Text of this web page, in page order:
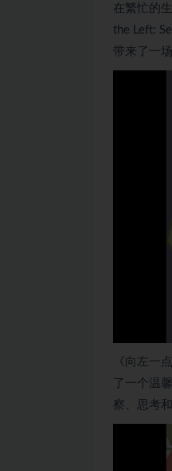
在繁忙的
the Left:
带来了一
《向左一
了一个温
察、思考